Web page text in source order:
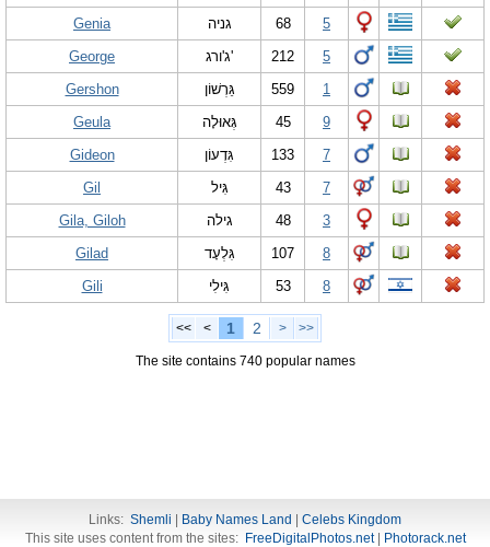
Genia
גניה 68
5
George
ג'ורג' 212
5
Gershon
גֵּרְשׁוֹן 559
1
Geula
גְּאוּלָה 45
9
Gideon
גִּדְעוֹן 133
7
Gil
גִּיל 43
7
Gila, Giloh
גילה 48
3
Gilad
גִּלְעָד 107
8
Gili
גִּילִי 53 8
<< < 1 2 > >>
The site contains 740 popular names
Links: Shemli Baby Names Land
Celebs Kingdom
This site uses content from the sites: FreeDigitalPhotos.net| Photorack.net